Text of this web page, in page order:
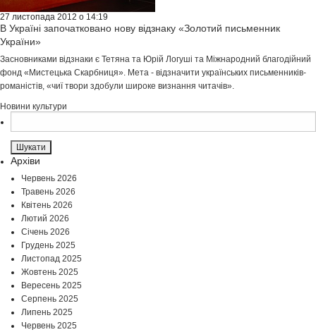
27 листопада 2012 о 14:19
В Україні започатковано нову відзнаку «Золотий письменник
України»
Засновниками відзнаки є Тетяна та Юрій Логуші та Міжнародний благодійний
фонд «Мистецька Скарбниця». Мета - відзначити українських письменників-
романістів, «чиї твори здобули широке визнання читачів».
Новини культури
Архіви
Червень 2026
Травень 2026
Квітень 2026
Лютий 2026
Січень 2026
Грудень 2025
Листопад 2025
Жовтень 2025
Вересень 2025
Серпень 2025
Липень 2025
Червень 2025